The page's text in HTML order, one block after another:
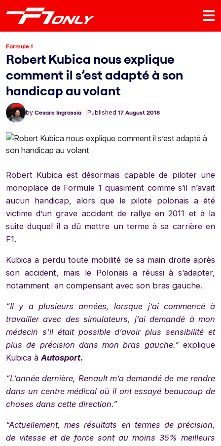
Formule 1
Robert Kubica nous explique
comment il s’est adapté à son
handicap au volant
by Cesare Ingrassia Published 17 August 2018
Robert Kubica est désormais capable de piloter une
monoplace de Formule 1 quasiment comme s’il n’avait
aucun handicap, alors que le pilote polonais a été
victime d’un grave accident de rallye en 2011 et à la
suite duquel il a dû mettre un terme à sa carrière en
F1.
Kubica a perdu toute mobilité de sa main droite après
son accident, mais le Polonais a réussi à s’adapter,
notamment en compensant avec son bras gauche.
“Il y a plusieurs années, lorsque j’ai commencé à
travailler avec des simulateurs, j’ai demandé à mon
médecin s’il était possible d’avoir plus sensibilité et
plus de précision dans mon bras gauche.”explique
Kubica àAutosport.
“L’année dernière, Renault m’a demandé de me rendre
dans un centre médical où il ont essayé beaucoup de
choses dans cette direction.”
“Actuellement, mes résultats en termes de précision,
de vitesse et de force sont au moins 35% meilleurs